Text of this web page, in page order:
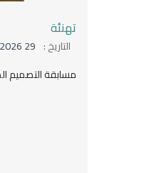
تهنئة
التاريخ : 29 May 2026
مسابقة التصميم